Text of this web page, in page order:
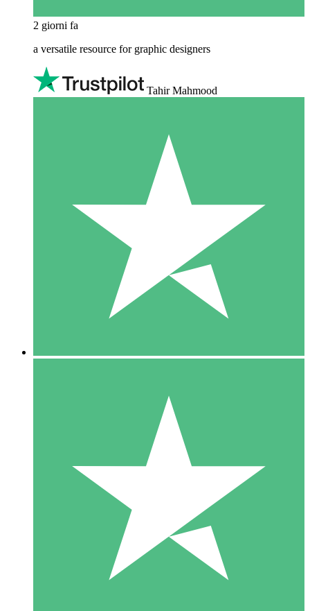
2 giorni fa
a versatile resource for graphic designers
Tahir Mahmood